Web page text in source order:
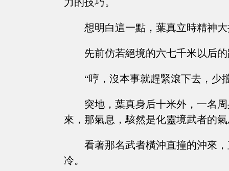
想明白這一點，葉真立時精神
先前仿若絕境的六七千米以后
“哼，沒本事就趕緊滾下去，少
突地，葉真身后十米外，一名
來，那氣息，駭然是化靈境武者的
看著那名武者橫沖直撞的沖來
冷。